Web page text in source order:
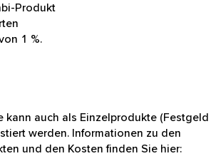
Produkt
1 %.
kann auch als Einzelprodukte (Festgeld
werden. Informationen zu den
und den Kosten finden Sie hier: